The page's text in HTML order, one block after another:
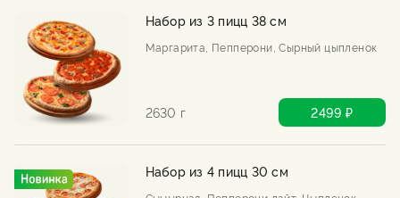
Набор из 3 пицц 38 см
Маргарита, Пепперони, Сырный цыпленок
2630 г 2499 ₽
Набор из 4 пицц 30 см